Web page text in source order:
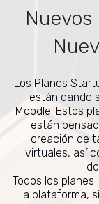
Los Planes
están dando
Moodle. Estos
están
creación de
virtuales, así
Todos los
la plataforma,